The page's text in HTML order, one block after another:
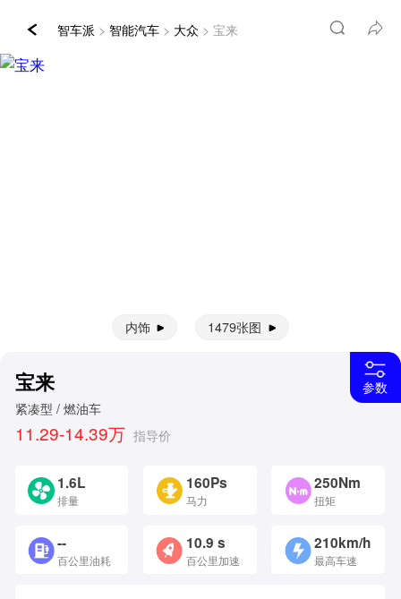
智车派 >智能汽车 > 大众 > 宝来
内饰 1479张图
参数
宝来
紧凑型 / 燃油车
11.29-14.39万 指导价
1.6L
排量
160Ps
马力
250Nm
扭矩
--
百公里油耗
10.9 s
百公里加速
210km/h
最高车速